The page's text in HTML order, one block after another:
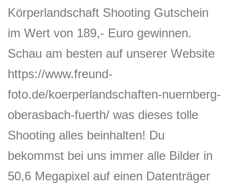
Körperlandschaft Shooting Gutschein
im Wert von 189,- Euro gewinnen.
Schau am besten auf unserer Website
https://www.freund-
foto.de/koerperlandschaften-nuernberg-
oberasbach-fuerth/ was dieses tolle
Shooting alles beinhalten! Du
bekommst bei uns immer alle Bilder in
50,6 Megapixel auf einen Datenträger